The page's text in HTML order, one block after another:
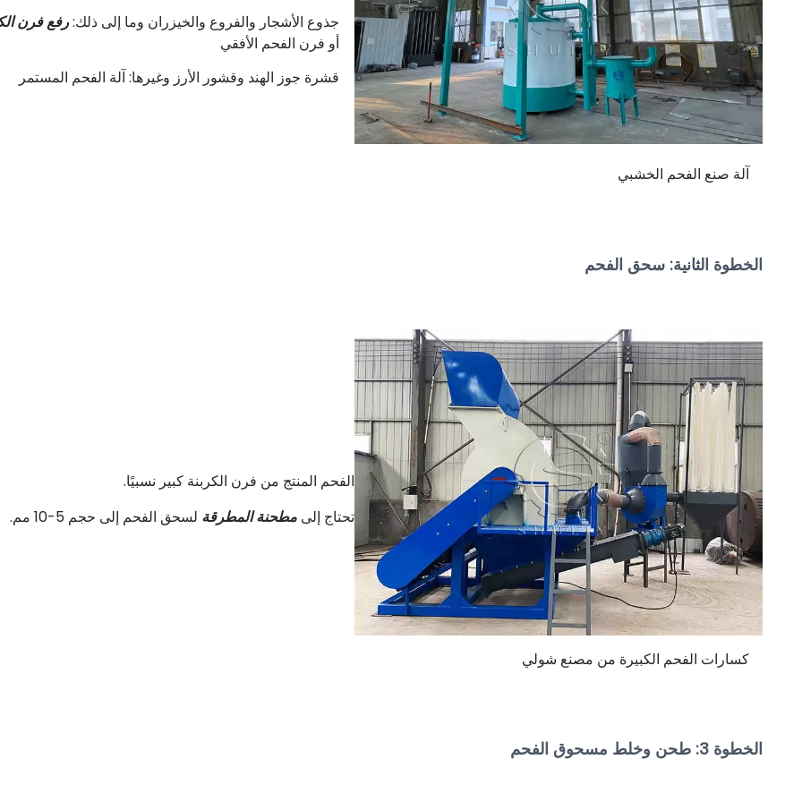
آلة صنع الفحم الخشبي
جذوع الأشجار والفروع والخيزران وما إلى ذلك:رفع فرن
أو فرن الفحم الأفقي
قشرة جوز الهند وقشور الأرز وغيرها: آلة الفحم المستمر
الخطوة الثانية: سحق الفحم
كسارات الفحم الكبيرة من مصنع شولي
الفحم المنتج من فرن الكربنة كبير نسبيًا.
تحتاج إلى مطحنة المطرقة لسحق الفحم إلى حجم 5-10 مم.
الخطوة 3: طحن وخلط مسحوق الفحم